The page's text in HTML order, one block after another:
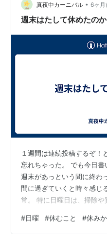
に出社していたし、今日休
ぁ、そうでしたね、忘れて
真夜中カーニバル • 6ヶ月
週末はたして休めたのか
１週間は連続投稿するぞ！
忘れちゃった。 でも今日
週末があっという間に終わ
間に過ぎていくと時々感じ
常。 特に日曜日は、掃除や
ないのに、自分のために時
な気持ちになる。充実して
#日曜 #休むこと #休み